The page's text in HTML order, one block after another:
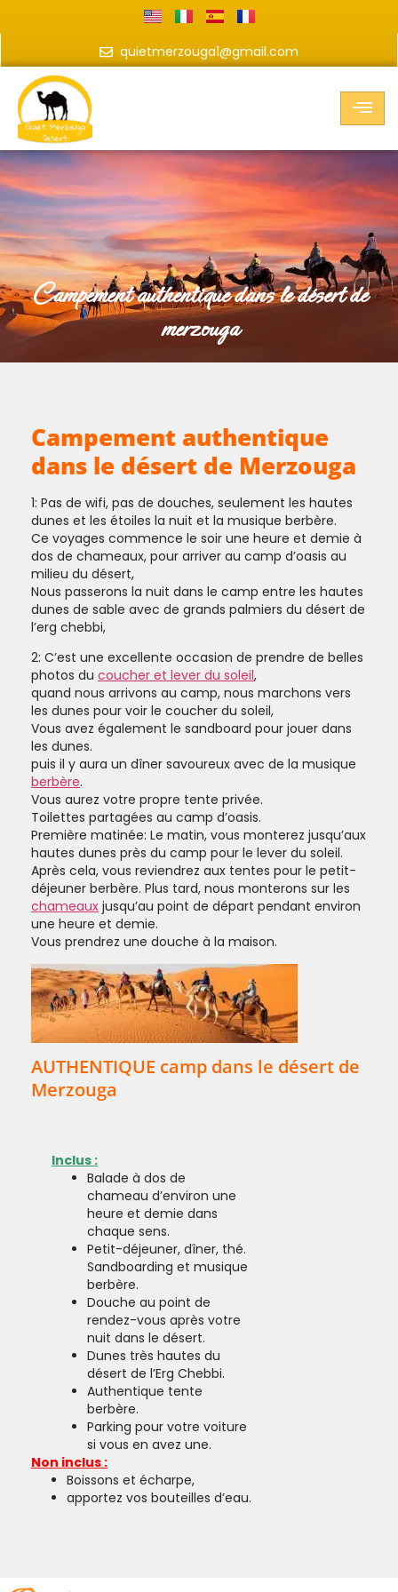
quietmerzouga1@gmail.com
campement authentique dans le désert de
merzouga
Campement authentique
dans le désert de Merzouga
1: Pas de wifi, pas de douches, seulement les hautes
dunes et les étoiles la nuit et la musique berbère.
Ce voyages commence le soir une heure et demie à
dos de chameaux, pour arriver au camp d’oasis au
milieu du désert,
Nous passerons la nuit dans le camp entre les hautes
dunes de sable avec de grands palmiers du désert de
l’erg chebbi,
2: C’est une excellente occasion de prendre de belles
photos du coucher et lever du soleil,
quand nous arrivons au camp, nous marchons vers
les dunes pour voir le coucher du soleil,
Vous avez également le sandboard pour jouer dans
les dunes.
puis il y aura un dîner savoureux avec de la musique
berbère.
Vous aurez votre propre tente privée.
Toilettes partagées au camp d’oasis.
Première matinée: Le matin, vous monterez jusqu’aux
hautes dunes près du camp pour le lever du soleil.
Après cela, vous reviendrez aux tentes pour le petit-
déjeuner berbère. Plus tard, nous monterons sur les
chameaux jusqu’au point de départ pendant environ
une heure et demie.
Vous prendrez une douche à la maison.
AUTHENTIQUE camp dans le désert de
Merzouga
Inclus :
Balade à dos de
chameau d’environ une
heure et demie dans
chaque sens.
Petit-déjeuner, dîner, thé.
Sandboarding et musique
berbère.
Douche au point de
rendez-vous après votre
nuit dans le désert.
Dunes très hautes du
désert de l’Erg Chebbi.
Authentique tente
berbère.
Parking pour votre voiture
si vous en avez une.
Non inclus :
Boissons et écharpe,
apportez vos bouteilles d’eau.